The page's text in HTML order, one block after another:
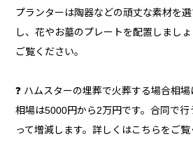
プランターは陶器などの頑丈な素材を
し、花やお墓のプレートを配置しまし
ご覧ください。
❓ ハムスターの埋葬で火葬する場合相場
相場は5000円から2万円です。合同で行
って増減します。詳しくはこちらをご覧